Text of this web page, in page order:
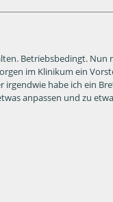
Betriebsbedingt. Nun
im Klinikum ein
irgendwie habe ich ein
anpassen und zu